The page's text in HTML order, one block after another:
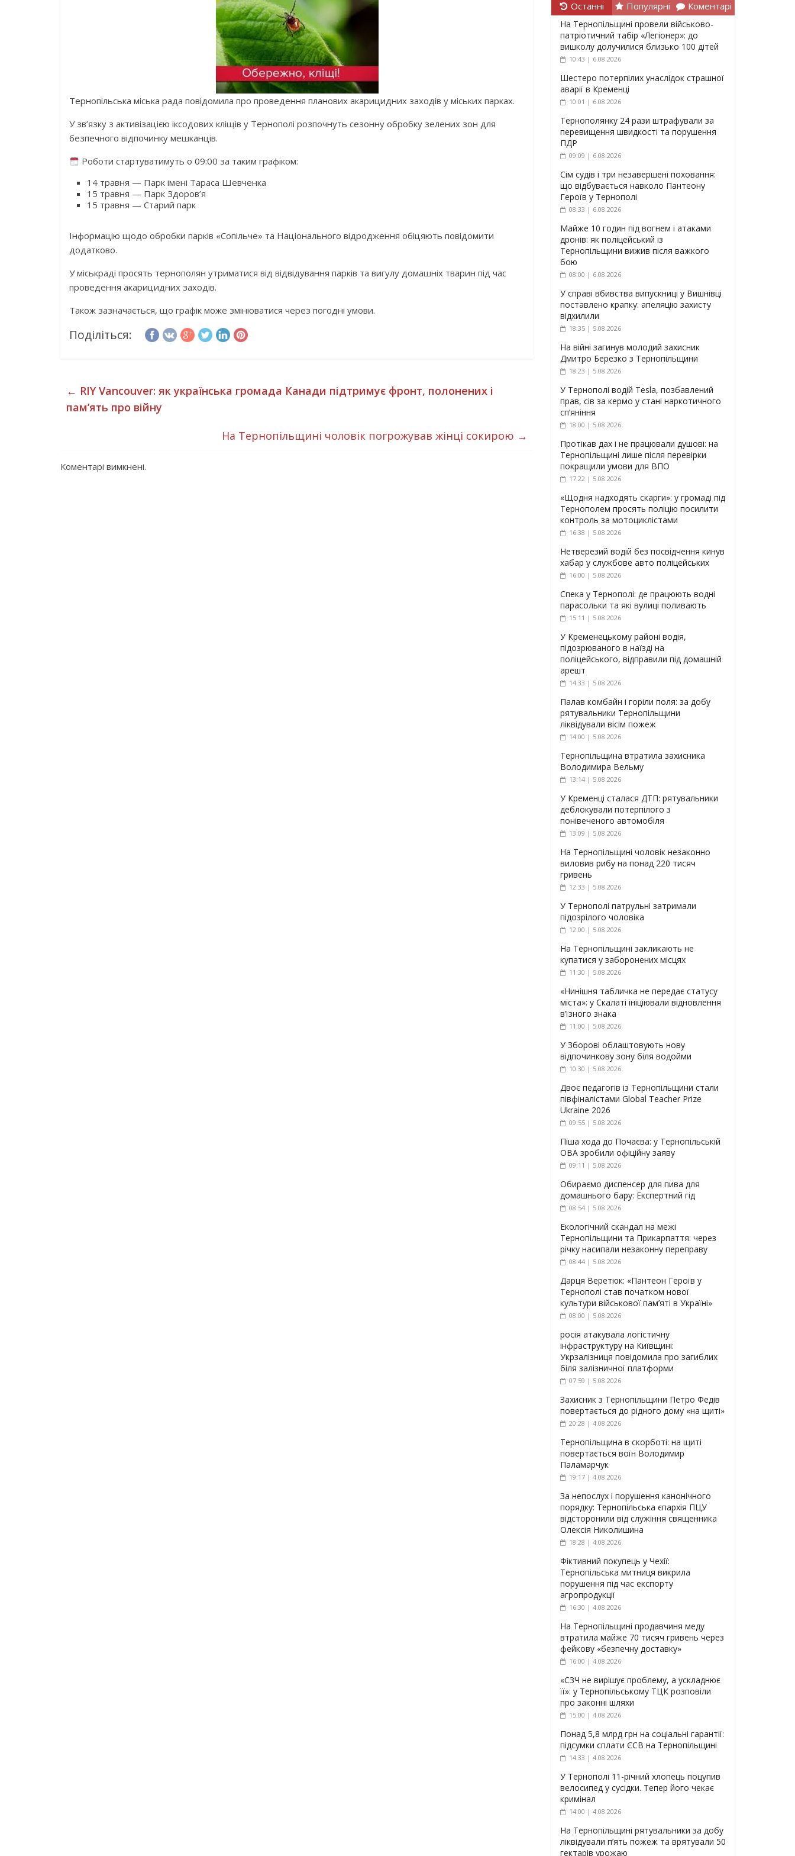
Тернопільська міська рада повідомила про проведення планових акарицидних заходів у міських парках.
У зв’язку з активізацією іксодових кліщів у Тернополі розпочнуть сезонну обробку зелених зон для
безпечного відпочинку мешканців.
Роботи стартуватимуть о 09:00 за таким графіком:
14 травня — Парк імені Тараса Шевченка
15 травня — Парк Здоров’я
15 травня — Старий парк
Інформацію щодо обробки парків «Сопільче» та Національного відродження обіцяють повідомити
додатково.
У міськраді просять тернополян утриматися від відвідування парків та вигулу домашніх тварин під час
проведення акарицидних заходів.
Також зазначається, що графік може змінюватися через погодні умови.
Поділіться:
← RIY Vancouver: як українська громада Канади підтримує фронт, полонених і
пам’ять про війну
На Тернопільщині чоловік погрожував жінці сокирою →
Коментарі вимкнені.
Останні Популярні Коментарі
На Тернопільщині провели військово-
патріотичний табір «Легіонер»: до
вишколу долучилися близько 100 дітей
10:43 | 6.08.2026
Шестеро потерпілих унаслідок страшної
аварії в Кременці
10:01 | 6.08.2026
Тернополянку 24 рази штрафували за
перевищення швидкості та порушення
ПДР
09:09 | 6.08.2026
Сім судів і три незавершені поховання:
що відбувається навколо Пантеону
Героїв у Тернополі
08:33 | 6.08.2026
Майже 10 годин під вогнем і атаками
дронів: як поліцейський із
Тернопільщини вижив після важкого
бою
08:00 | 6.08.2026
У справі вбивства випускниці у Вишнівці
поставлено крапку: апеляцію захисту
відхилили
18:35 | 5.08.2026
На війні загинув молодий захисник
Дмитро Березко з Тернопільщини
18:23 | 5.08.2026
У Тернополі водій Tesla, позбавлений
прав, сів за кермо у стані наркотичного
сп’яніння
18:00 | 5.08.2026
Протікав дах і не працювали душові: на
Тернопільщині лише після перевірки
покращили умови для ВПО
17:22 | 5.08.2026
«Щодня надходять скарги»: у громаді під
Тернополем просять поліцію посилити
контроль за мотоциклістами
16:38 | 5.08.2026
Нетверезий водій без посвідчення кинув
хабар у службове авто поліцейських
16:00 | 5.08.2026
Спека у Тернополі: де працюють водні
парасольки та які вулиці поливають
15:11 | 5.08.2026
У Кременецькому районі водія,
підозрюваного в наїзді на
поліцейського, відправили під домашній
арешт
14:33 | 5.08.2026
Палав комбайн і горіли поля: за добу
рятувальники Тернопільщини
ліквідували вісім пожеж
14:00 | 5.08.2026
Тернопільщина втратила захисника
Володимира Вельму
13:14 | 5.08.2026
У Кременці сталася ДТП: рятувальники
деблокували потерпілого з
понівеченого автомобіля
13:09 | 5.08.2026
На Тернопільщині чоловік незаконно
виловив рибу на понад 220 тисяч
гривень
12:33 | 5.08.2026
У Тернополі патрульні затримали
підозрілого чоловіка
12:00 | 5.08.2026
На Тернопільщині закликають не
купатися у заборонених місцях
11:30 | 5.08.2026
«Нинішня табличка не передає статусу
міста»: у Скалаті ініціювали відновлення
в’їзного знака
11:00 | 5.08.2026
У Зборові облаштовують нову
відпочинкову зону біля водойми
10:30 | 5.08.2026
Двоє педагогів із Тернопільщини стали
півфіналістами Global Teacher Prize
Ukraine 2026
09:55 | 5.08.2026
Піша хода до Почаєва: у Тернопільській
ОВА зробили офіційну заяву
09:11 | 5.08.2026
Обираємо диспенсер для пива для
домашнього бару: Експертний гід
08:54 | 5.08.2026
Екологічний скандал на межі
Тернопільщини та Прикарпаття: через
річку насипали незаконну переправу
08:44 | 5.08.2026
Дарця Веретюк: «Пантеон Героїв у
Тернополі став початком нової
культури військової пам’яті в Україні»
08:00 | 5.08.2026
росія атакувала логістичну
інфраструктуру на Київщині:
Укрзалізниця повідомила про загиблих
біля залізничної платформи
07:59 | 5.08.2026
Захисник з Тернопільщини Петро Федів
повертається до рідного дому «на щиті»
20:28 | 4.08.2026
Тернопільщина в скорботі: на щиті
повертається воїн Володимир
Паламарчук
19:17 | 4.08.2026
За непослух і порушення канонічного
порядку: Тернопільська єпархія ПЦУ
відсторонили від служіння священника
Олексія Николишина
18:28 | 4.08.2026
Фіктивний покупець у Чехії:
Тернопільська митниця викрила
порушення під час експорту
агропродукції
16:30 | 4.08.2026
На Тернопільщині продавчиня меду
втратила майже 70 тисяч гривень через
фейкову «безпечну доставку»
16:00 | 4.08.2026
«СЗЧ не вирішує проблему, а ускладнює
її»: у Тернопільському ТЦК розповіли
про законні шляхи
15:00 | 4.08.2026
Понад 5,8 млрд грн на соціальні гарантії:
підсумки сплати ЄСВ на Тернопільщині
14:33 | 4.08.2026
У Тернополі 11-річний хлопець поцупив
велосипед у сусідки. Тепер його чекає
кримінал
14:00 | 4.08.2026
На Тернопільщині рятувальники за добу
ліквідували п’ять пожеж та врятували 50
гектарів урожаю